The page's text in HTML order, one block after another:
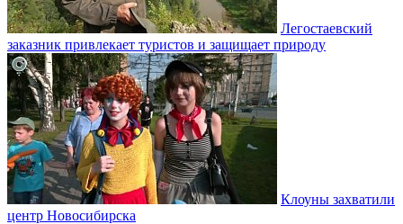
Легостаевский
заказник привлекает туристов и защищает природу
Клоуны захватили
центр Новосибирска